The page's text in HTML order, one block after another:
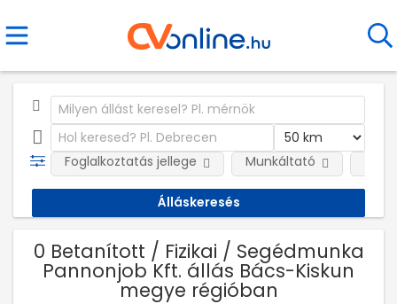
Foglalkoztatás jellege Munkáltató
0 Betanított / Fizikai / Segédmunka
Pannonjob Kft. állás Bács-Kiskun
megye régióban